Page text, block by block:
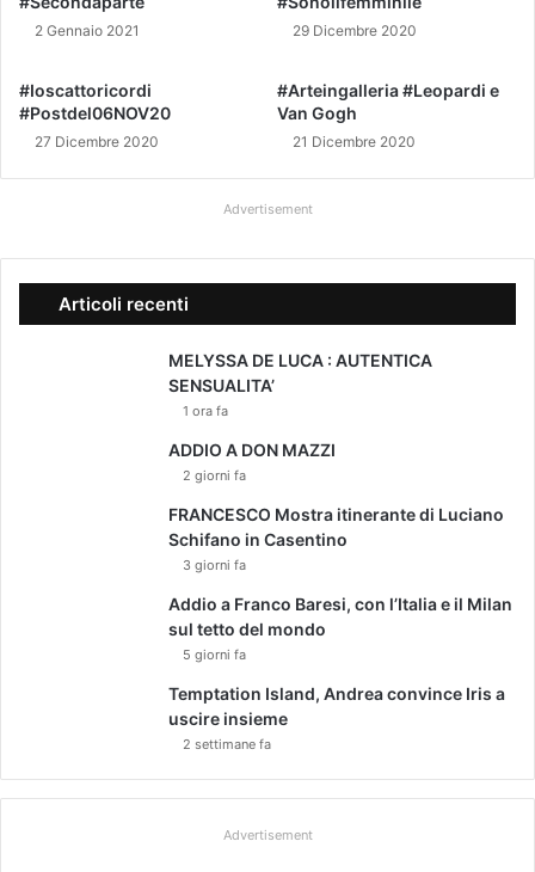
e
p
n
i
c
o
l
I
t
l
'
2 Gennaio 2021 29 Dicembre 2020
#Ioscattoricordi
#Postdel06NOV20
27 Dicembre 2020
#Arteingalleria #Leopardi e
Van Gogh
21 Dicembre 2020
Advertisement
Articoli recenti
MELYSSA DE LUCA : AUTENTICA
SENSUALITA’
1 ora fa
ADDIO A DON MAZZI
2 giorni fa
FRANCESCO Mostra itinerante di Luciano
Schifano in Casentino
3 giorni fa
Addio a Franco Baresi, con l’Italia e il Milan
sul tetto del mondo
5 giorni fa
Temptation Island, Andrea convince Iris a
uscire insieme
2 settimane fa
Advertisement